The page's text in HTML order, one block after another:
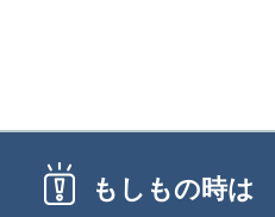
もしもの時は